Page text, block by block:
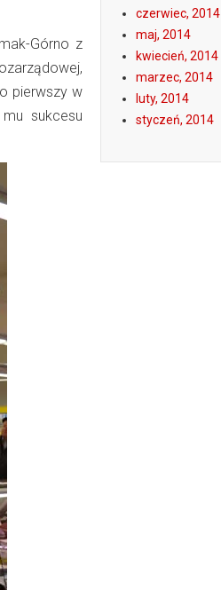
Górno z
pierwszy w
sukcesu
czerwiec, 2014
maj, 2014
kwiecień, 2014
marzec, 2014
luty, 2014
styczeń, 2014